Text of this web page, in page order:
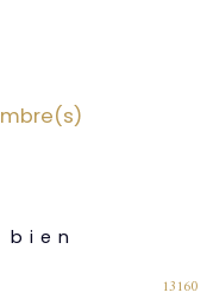
13160